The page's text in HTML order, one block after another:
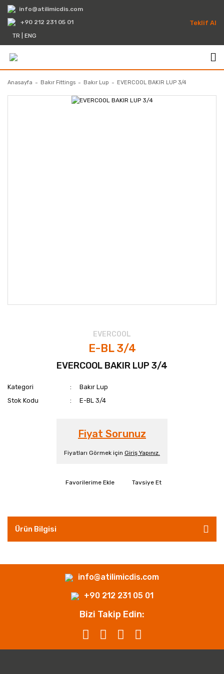
info@atilimicdis.com
+90 212 231 05 01
TR
ENG
Teklif Al
Anasayfa Bakır Fittings Bakır Lup EVERCOOL BAKIR LUP 3/4
EVERCOOL
E-BL 3/4
EVERCOOL BAKIR LUP 3/4
Kategori
Bakır Lup
Stok Kodu
E-BL 3/4
Fiyat Sorunuz
Fiyatları Görmek için Giriş Yapınız.
Tavsiye Et
Ürün Bilgisi
info@atilimicdis.com
+90 212 231 05 01
Bizi Takip Edin: